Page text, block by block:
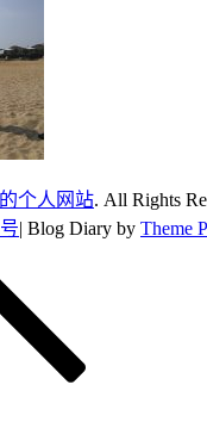
个人网站. All Rights
| Blog Diary by Theme